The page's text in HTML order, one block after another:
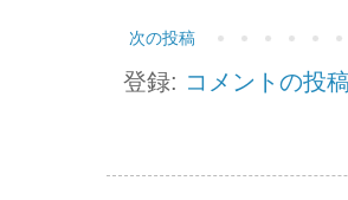
次の投稿
登録: コメントの投